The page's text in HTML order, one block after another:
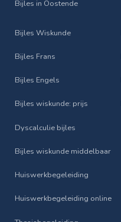
Bijles in Oostende
Bijles Wiskunde
Bijles Frans
Bijles Engels
Bijles wiskunde: prijs
Dyscalculie bijles
Bijles wiskunde middelbaar
Huiswerkbegeleiding
Huiswerkbegeleiding online